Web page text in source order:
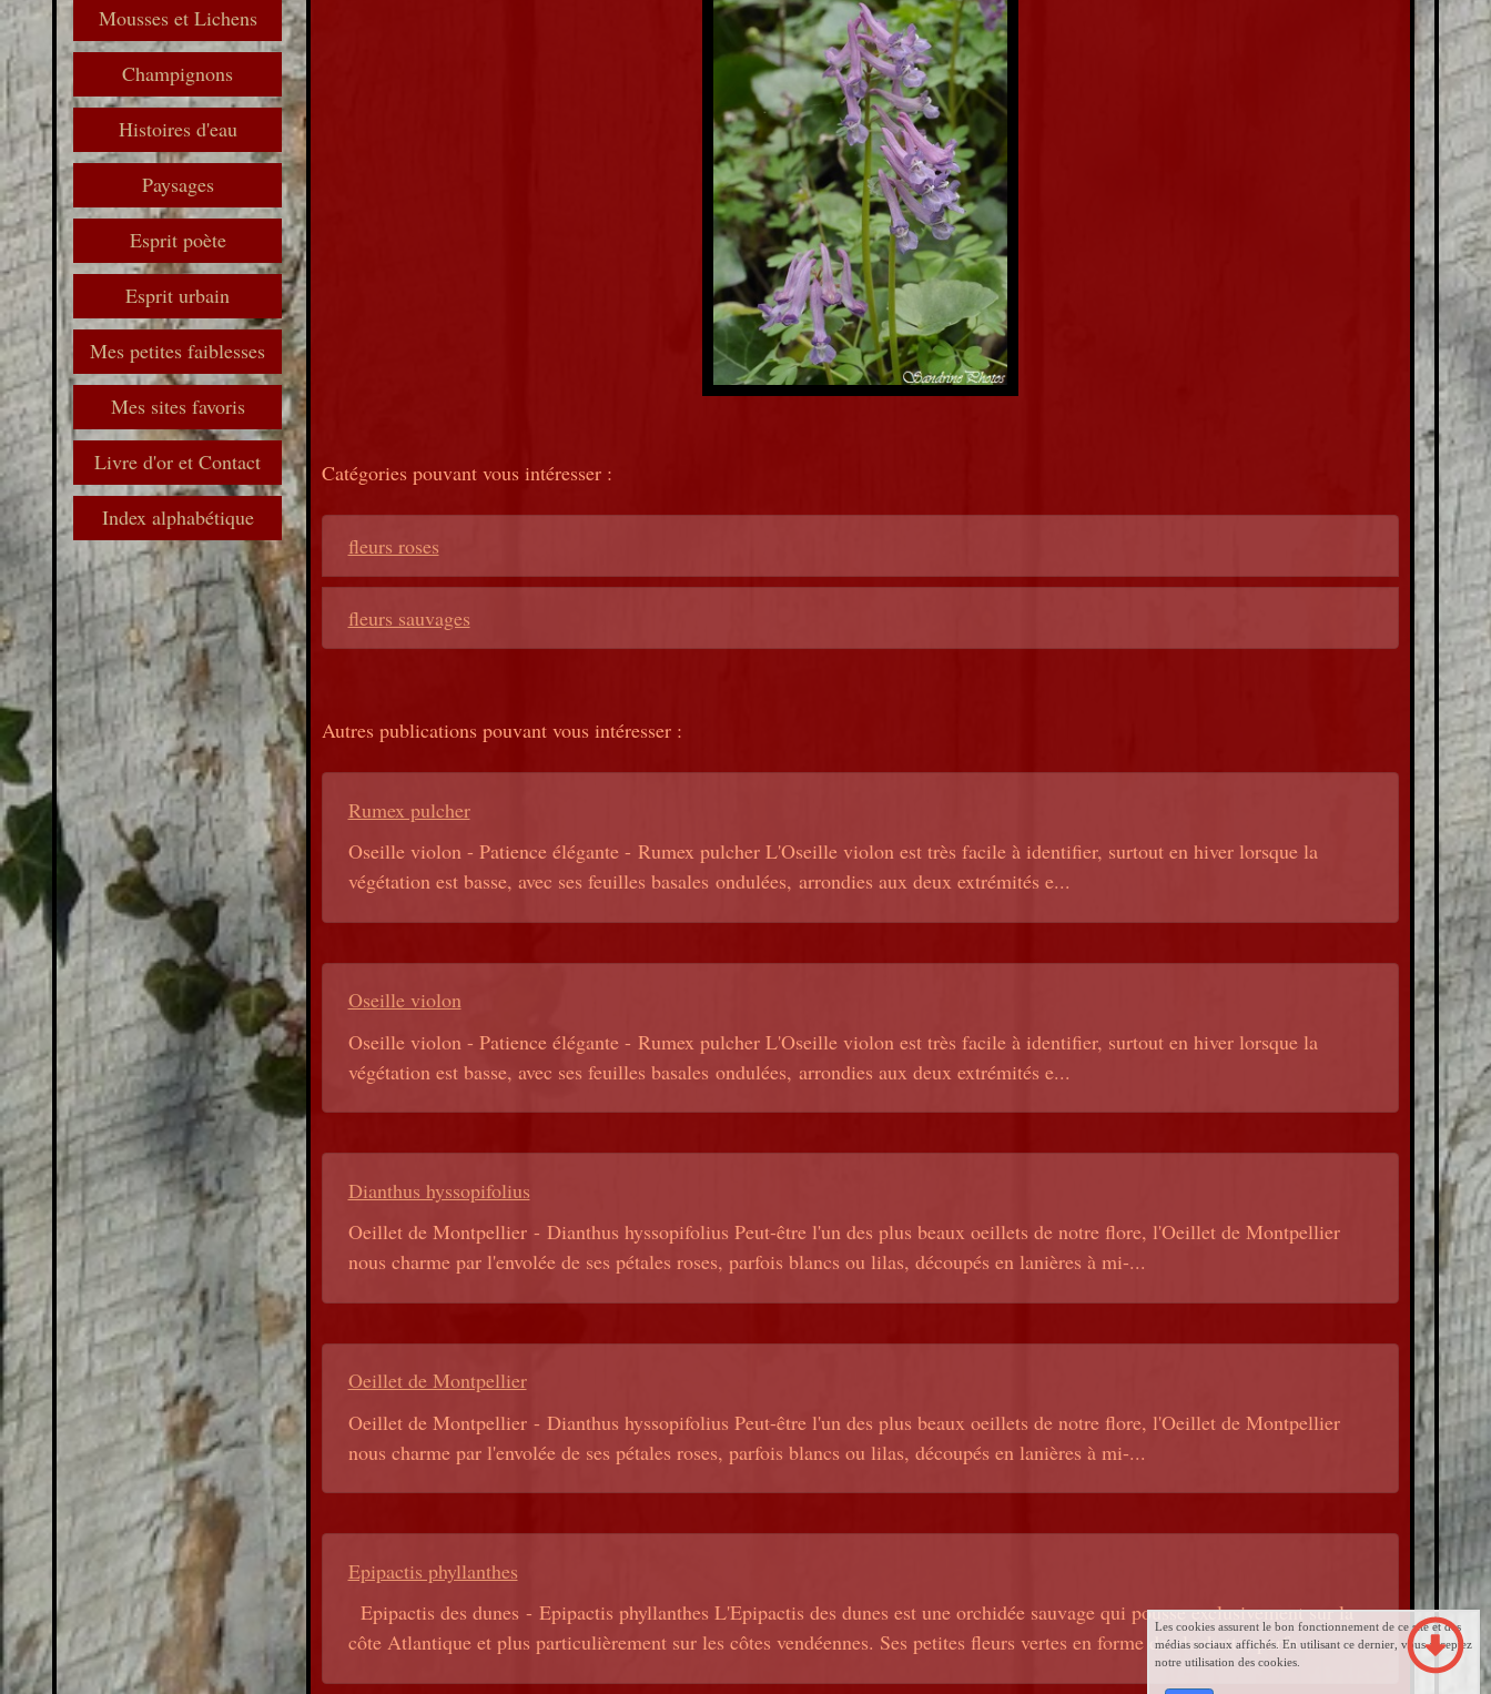
Mousses et Lichens
Champignons
Histoires d'eau
Paysages
Esprit poète
Esprit urbain
Mes petites faiblesses
Mes sites favoris
Livre d'or et Contact
Index alphabétique
Catégories pouvant vous intéresser :
fleurs roses
fleurs sauvages
Autres publications pouvant vous intéresser :
Rumex pulcher
Oseille violon - Patience élégante - Rumex pulcher L'Oseille violon est très facile à identifier, surtout en hiver lorsque la
végétation est basse, avec ses feuilles basales ondulées, arrondies aux deux extrémités e...
Oseille violon
Oseille violon - Patience élégante - Rumex pulcher L'Oseille violon est très facile à identifier, surtout en hiver lorsque la
végétation est basse, avec ses feuilles basales ondulées, arrondies aux deux extrémités e...
Dianthus hyssopifolius
Oeillet de Montpellier - Dianthus hyssopifolius Peut-être l'un des plus beaux oeillets de notre flore, l'Oeillet de Montpellier
nous charme par l'envolée de ses pétales roses, parfois blancs ou lilas, découpés en lanières à mi-...
Oeillet de Montpellier
Oeillet de Montpellier - Dianthus hyssopifolius Peut-être l'un des plus beaux oeillets de notre flore, l'Oeillet de Montpellier
nous charme par l'envolée de ses pétales roses, parfois blancs ou lilas, découpés en lanières à mi-...
Epipactis phyllanthes
Epipactis des dunes - Epipactis phyllanthes L'Epipactis des dunes est une orchidée sauvage qui pousse exclusivement sur la
côte Atlantique et plus particulièrement sur les côtes vendéennes. Ses petites fleurs vertes en forme de clochette, parfo...
Les cookies assurent le bon fonctionnement de ce site et des
médias sociaux affichés. En utilisant ce dernier, vous acceptez
notre utilisation des cookies.